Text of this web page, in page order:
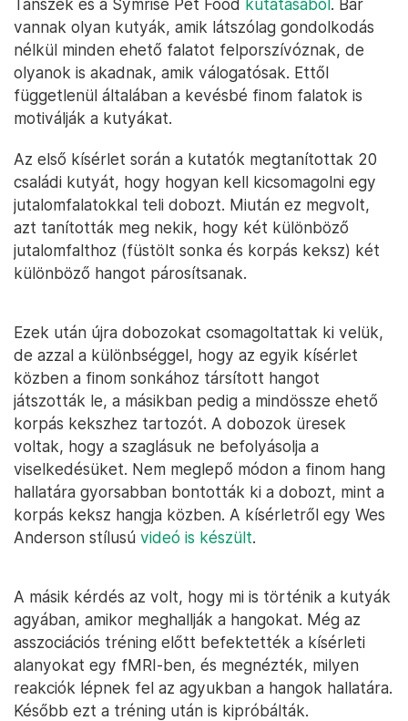
Tanszék és a Symrise Pet Food kutatásából. Bár
vannak olyan kutyák, amik látszólag gondolkodás
nélkül minden ehető falatot felporszívóznak, de
olyanok is akadnak, amik válogatósak. Ettől
függetlenül általában a kevésbé finom falatok is
motiválják a kutyákat.
Az első kísérlet során a kutatók megtanítottak 20
családi kutyát, hogy hogyan kell kicsomagolni egy
jutalomfalatokkal teli dobozt. Miután ez megvolt,
azt tanították meg nekik, hogy két különböző
jutalomfalthoz (füstölt sonka és korpás keksz) két
különböző hangot párosítsanak.
Ezek után újra dobozokat csomagoltattak ki velük,
de azzal a különbséggel, hogy az egyik kísérlet
közben a finom sonkához társított hangot
játszották le, a másikban pedig a mindössze ehető
korpás kekszhez tartozót. A dobozok üresek
voltak, hogy a szaglásuk ne befolyásolja a
viselkedésüket. Nem meglepő módon a finom hang
hallatára gyorsabban bontották ki a dobozt, mint a
korpás keksz hangja közben. A kísérletről egy Wes
Anderson stílusú videó is készült.
A másik kérdés az volt, hogy mi is történik a kutyák
agyában, amikor meghallják a hangokat. Még az
asszociációs tréning előtt befektették a kísérleti
alanyokat egy fMRI-ben, és megnézték, milyen
reakciók lépnek fel az agyukban a hangok hallatára.
Később ezt a tréning után is kipróbálták.